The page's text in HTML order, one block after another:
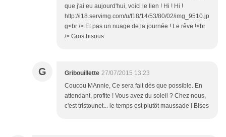
que j'ai eu aujourd'hui, voici le lien ! Hi ! Hi !
http://i18.servimg.com/u/f18/14/53/80/02/img_9510.jp
g<br /> Et pas un nuage de la journée ! Le rêve !<br
/> Gros bisous
G Gribouillette 27/07/2015 13:23
Coucou MAnnie, Ce sera fait dès que possible. En
attendant, profite ! Vous avez du soleil ? Chez nous,
c'est tristounet... le temps est plutôt maussade ! Bises